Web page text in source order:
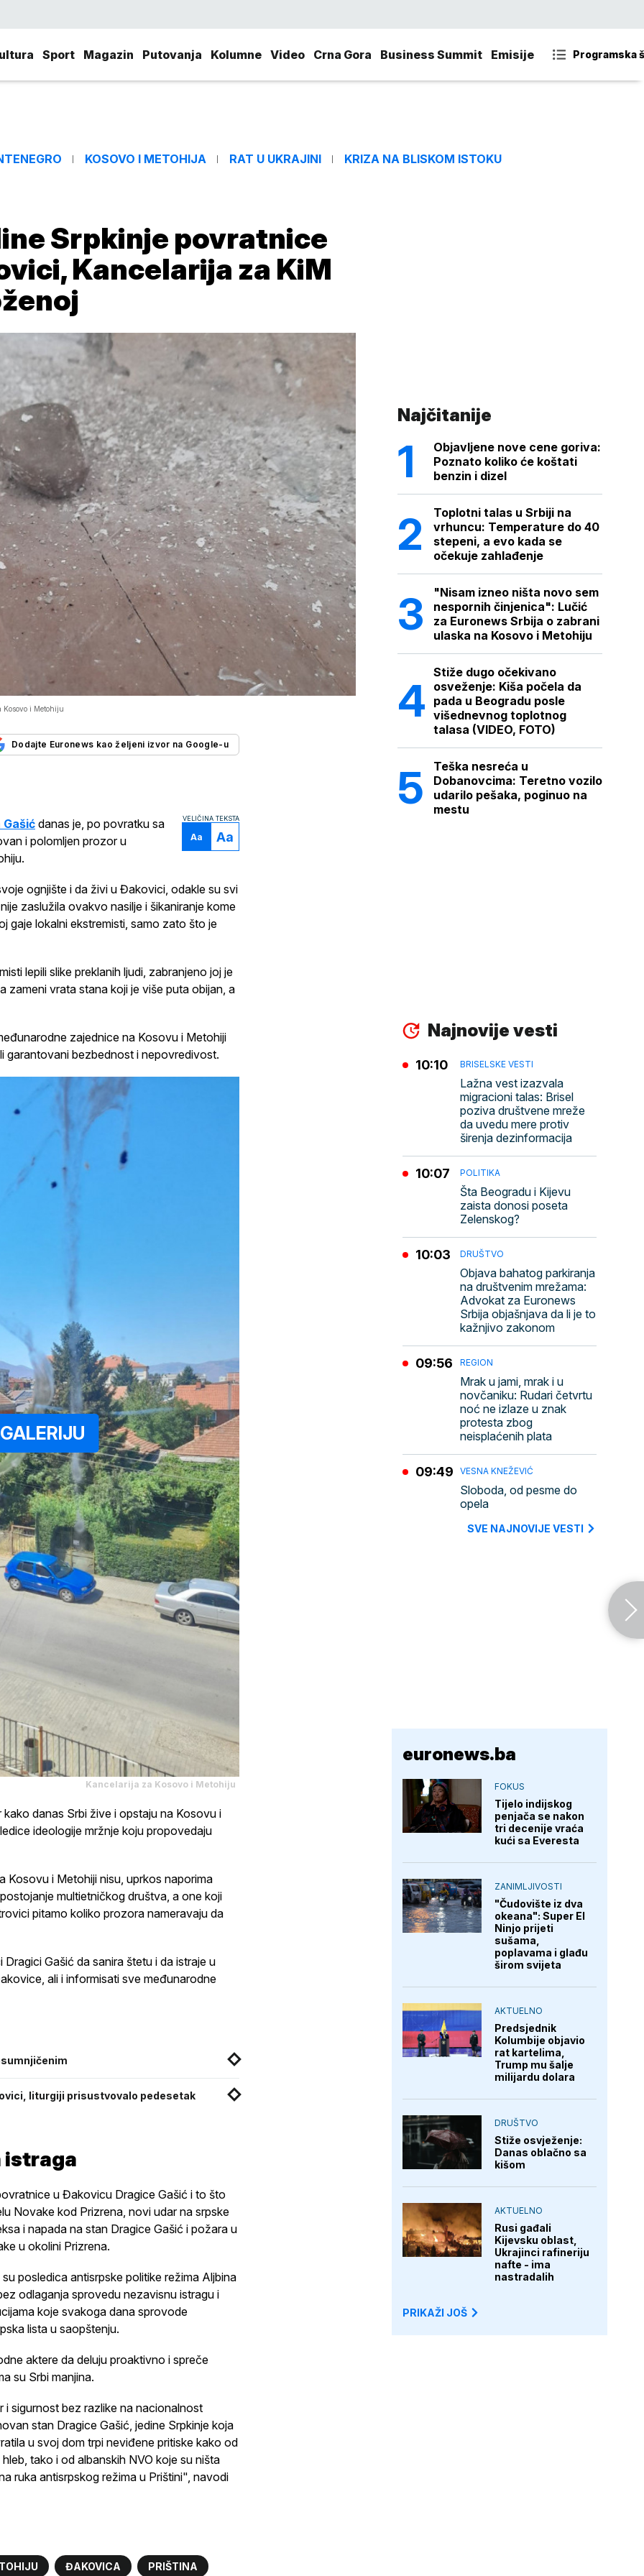
Sport Magazin Putovanja Kolumne Video Crna Gora Business Summit Emisije Programska
KOSOVO I METOHIJA RAT U UKRAJINI KRIZA NA BLISKOM ISTOKU
Srpkinje povratnice
Kancelarija za KiM
i Metohiju
Dodajte Euronews kao željeni izvor na Google-u
VELIČINA TEKSTA
Aa Aa
Gašić danas je, po povratku sa
i polomljen prozor u
ognjište i da živi u Đakovici, odakle su svi
zaslužila ovakvo nasilje i šikaniranje kome
gaje lokalni ekstremisti, samo zato što je
lepili slike preklanih ljudi, zabranjeno joj je
zameni vrata stana koji je više puta obijan, a
zajednice na Kosovu i Metohiji
garantovani bezbednost i nepovredivost.
Kancelarija za Kosovo i Metohiju
kako danas Srbi žive i opstaju na Kosovu i
ideologije mržnje koju propovedaju
Kosovu i Metohiji nisu, uprkos naporima
multietničkog društva, a one koji
pitamo koliko prozora nameravaju da
Gašić da sanira štetu i da istraje u
ali i informisati sve međunarodne
liturgiji prisustvovalo pedesetak
istraga
u Đakovicu Dragice Gašić i to što
Novake kod Prizrena, novi udar na srpske
i napada na stan Dragice Gašić i požara u
u okolini Prizrena.
posledica antisrpske politike režima Aljbina
odlaganja sprovedu nezavisnu istragu i
koje svakoga dana sprovode
lista u saopštenju.
aktere da deluju proaktivno i spreče
su Srbi manjina.
i sigurnost bez razlike na nacionalnost
stan Dragice Gašić, jedine Srpkinje koja
u svoj dom trpi neviđene pritiske kako od
tako i od albanskih NVO koje su ništa
ruka antisrpskog režima u Prištini", navodi
ĐAKOVICA PRIŠTINA
Najčitanije
Objavljene nove cene goriva:
Poznato koliko će koštati
benzin i dizel
Toplotni talas u Srbiji na
vrhuncu: Temperature do 40
stepeni, a evo kada se
očekuje zahlađenje
"Nisam izneo ništa novo sem
nespornih činjenica": Lučić
za Euronews Srbija o zabrani
ulaska na Kosovo i Metohiju
Stiže dugo očekivano
osveženje: Kiša počela da
pada u Beogradu posle
višednevnog toplotnog
talasa (VIDEO, FOTO)
Teška nesreća u
Dobanovcima: Teretno vozilo
udarilo pešaka, poginuo na
mestu
Najnovije vesti
BRISELSKE VESTI
Lažna vest izazvala
migracioni talas: Brisel
poziva društvene mreže
da uvedu mere protiv
širenja dezinformacija
10:10
POLITIKA
Šta Beogradu i Kijevu
zaista donosi poseta
Zelenskog?
10:07
DRUŠTVO
Objava bahatog parkiranja
na društvenim mrežama:
Advokat za Euronews
Srbija objašnjava da li je to
kažnjivo zakonom
10:03
REGION
Mrak u jami, mrak i u
novčaniku: Rudari četvrtu
noć ne izlaze u znak
protesta zbog
neisplaćenih plata
09:56
VESNA KNEŽEVIĆ
Sloboda, od pesme do
opela
09:49
SVE NAJNOVIJE VESTI
euronews.ba
FOKUS
Tijelo indijskog
penjača se nakon
tri decenije vraća
kući sa Everesta
ZANIMLJIVOSTI
"Čudovište iz dva
okeana": Super El
Ninjo prijeti
sušama,
poplavama i glađu
širom svijeta
AKTUELNO
Predsjednik
Kolumbije objavio
rat kartelima,
Trump mu šalje
milijardu dolara
DRUŠTVO
Stiže osvježenje:
Danas oblačno sa
kišom
AKTUELNO
Rusi gađali
Kijevsku oblast,
Ukrajinci rafineriju
nafte - ima
nastradalih
PRIKAŽI JOŠ